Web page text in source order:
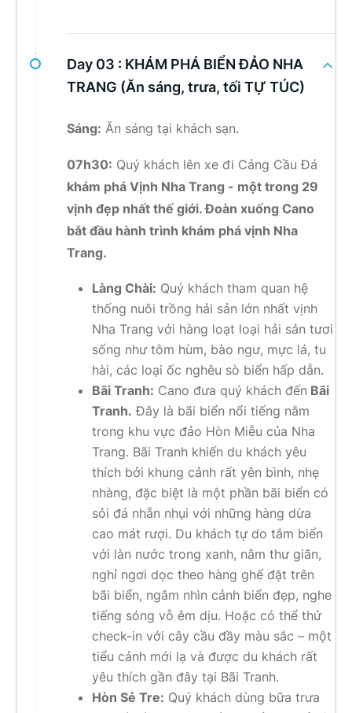
Day 03 : KHÁM PHÁ BIỂN ĐẢO NHA
TRANG (Ăn sáng, trưa, tối TỰ TÚC)
Sáng: Ăn sáng tại khách sạn.
07h30: Quý khách lên xe đi Cảng Cầu Đá
khám phá Vịnh Nha Trang - một trong 29
vịnh đẹp nhất thế giới. Đoàn xuống Cano
bắt đầu hành trình khám phá vịnh Nha
Trang.
Làng Chài: Quý khách tham quan hệ
thống nuôi trồng hải sản lớn nhất vịnh
Nha Trang với hàng loạt loại hải sản tươi
sống như tôm hùm, bào ngư, mực lá, tu
hài, các loại ốc nghêu sò biển hấp dẫn.
Bãi Tranh: Cano đưa quý khách đến Bãi
Tranh. Đây là bãi biển nổi tiếng nằm
trong khu vực đảo Hòn Miễu của Nha
Trang. Bãi Tranh khiến du khách yêu
thích bởi khung cảnh rất yên bình, nhẹ
nhàng, đặc biệt là một phần bãi biển có
sỏi đá nhẵn nhụi với những hàng dừa
cao mát rượi. Du khách tự do tắm biển
với làn nước trong xanh, nằm thư giãn,
nghỉ ngơi dọc theo hàng ghế đặt trên
bãi biển, ngắm nhìn cảnh biển đẹp, nghe
tiếng sóng vỗ êm dịu. Hoặc có thể thử
check-in với cây cầu đầy màu sắc – một
tiểu cảnh mới lạ và được du khách rất
yêu thích gần đây tại Bãi Tranh.
Hòn Sẻ Tre: Quý khách dùng bữa trưa